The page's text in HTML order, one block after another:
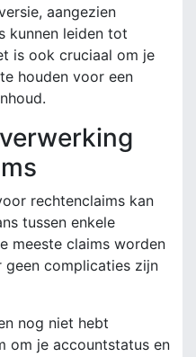
aangezien
kunnen leiden tot
is ook cruciaal om je
houden voor een
rechtenclaims kan
tussen enkele
meeste claims worden
geen complicaties zijn
nog niet hebt
om je accountstatus en